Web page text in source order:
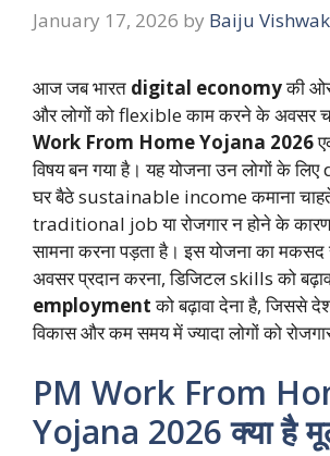
January 17, 2026 by Baiju
आज जब भारत digital economyकी
और लोगों को flexible काम करने के अवसर
Work From Home Yojana 2026
विषय बन गया है। यह योजना उन लोगों के
घर बैठे sustainable income कमाना
traditional job या रोजगार न होने के कारण
सामना करना पड़ता है। इस योजना का मकसद
अवसर प्रदान करना, डिजिटल skills को
employmentको बढ़ावा देना है, जिससे
विकास और कम समय में ज्यादा लोगों को
PM Work From
Yojana 2026 क्या है